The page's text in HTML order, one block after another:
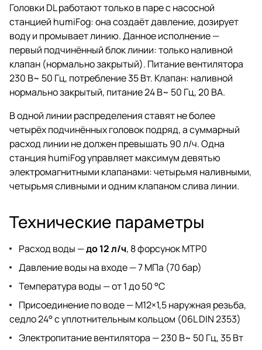
Головки DL работают только в паре с насосной
станцией humiFog: она создаёт давление, дозирует
воду и промывает линию. Данное исполнение —
первый подчинённый блок линии: только наливной
клапан (нормально закрытый). Питание вентилятора
230 В~ 50 Гц, потребление 35 Вт. Клапан: наливной
нормально закрытый, питание 24 В~ 50 Гц, 20 ВА.
В одной линии распределения ставят не более
четырёх подчинённых головок подряд, а суммарный
расход линии не должен превышать 90 л/ч. Одна
станция humiFog управляет максимум девятью
электромагнитными клапанами: четырьмя наливными,
четырьмя сливными и одним клапаном слива линии.
Технические параметры
Расход воды —до 12 л/ч, 8 форсунок MTP0
Давление воды на входе — 7 МПа (70 бар)
Температура воды — от 1 до 50 °C
Присоединение по воде — M12×1,5 наружная резьба,
седло 24° с уплотнительным кольцом (06L DIN 2353)
Электропитание вентилятора — 230 В~ 50 Гц, 35 Вт